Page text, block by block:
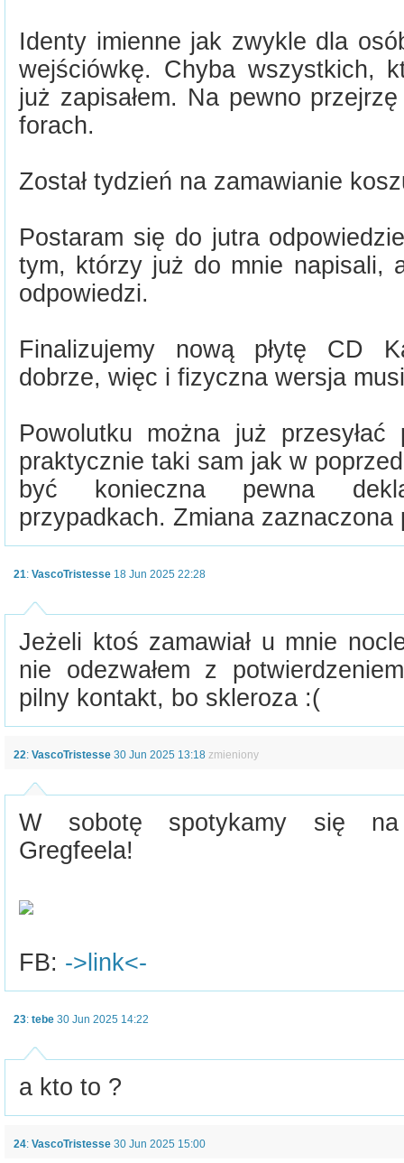
Identy imienne jak zwykle dla
wejściówkę. Chyba wszystkich,
już zapisałem. Na pewno
forach.
Został tydzień na zamawianie
Postaram się do jutra
tym, którzy już do mnie napisali,
odpowiedzi.
Finalizujemy nową płytę CD
dobrze, więc i fizyczna wersja
Powolutku można już
praktycznie taki sam jak w
być konieczna pewna
przypadkach. Zmiana
21: VascoTristesse 18 Jun 2025 22:28
Jeżeli ktoś zamawiał u mnie
nie odezwałem z
pilny kontakt, bo skleroza :(
22: VascoTristesse 30 Jun 2025 13:18 zmieniony
W sobotę spotykamy się na
Gregfeela!
FB: ->link<-
23: tebe 30 Jun 2025 14:22
a kto to ?
24: VascoTristesse 30 Jun 2025 15:00